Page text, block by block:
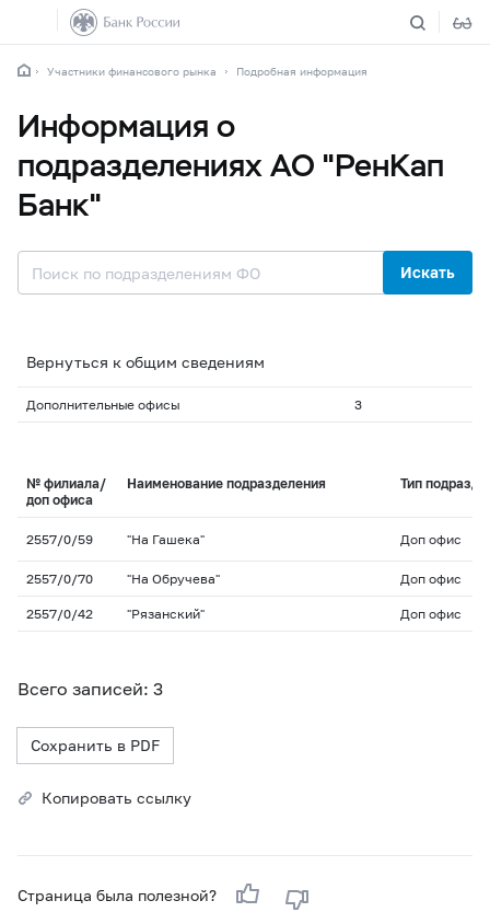
Участники финансового рынка Подробная информация
Информация о
подразделениях АО "РенКап
Банк"
Искать
Вернуться к общим сведениям
Дополнительные офисы 3
№ филиала/
доп офиса
Наименование подразделения Тип
2557/0/59 "На Гашека" Доп офис
2557/0/70 "На Обручева" Доп офис
2557/0/42 "Рязанский" Доп офис
Всего записей: 3
Сохранить в PDF
Копировать ссылку
Страница была полезной?